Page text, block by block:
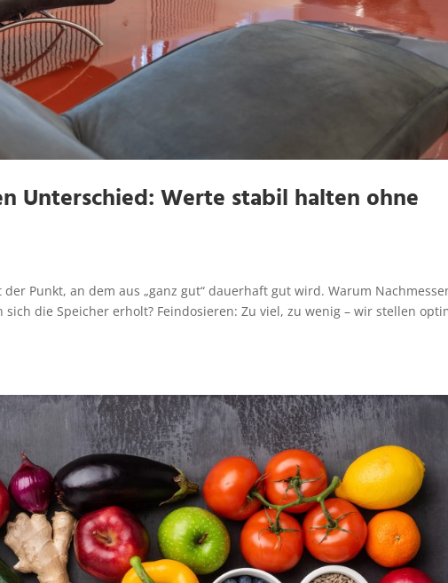
Unterschied: Werte stabil halten ohne
Punkt, an dem aus „ganz gut“ dauerhaft gut wird. Warum
die Speicher erholt? Feindosieren: Zu viel, zu wenig – wir stellen